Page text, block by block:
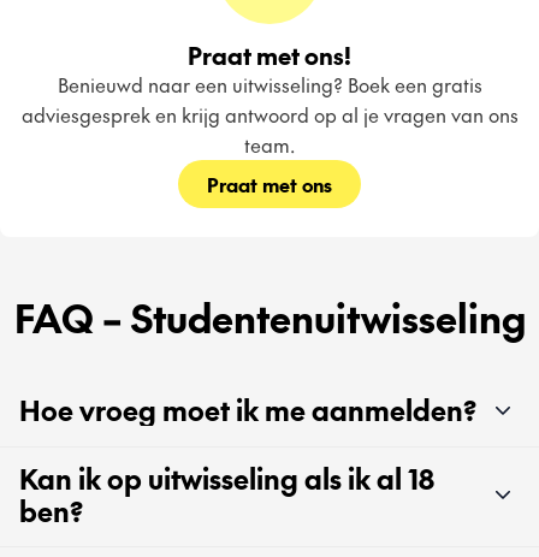
Praat met ons!
Benieuwd naar een uitwisseling? Boek een gratis
adviesgesprek en krijg antwoord op al je vragen van ons
team.
Praat met ons
FAQ – Studentenuitwisseling
Hoe vroeg moet ik me aanmelden?
Kan ik op uitwisseling als ik al 18
ben?